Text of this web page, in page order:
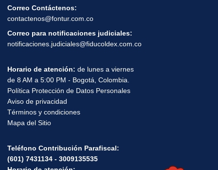
Correo Contáctenos:
contactenos@fontur.com.co
Correo para notificaciones judiciales:
notificaciones.judiciales@fiducoldex.com.co
Horario de atención: de lunes a viernes
de 8 AM a 5:00 PM - Bogotá, Colombia.
Política Protección de Datos Personales
Aviso de privacidad
Términos y condiciones
Mapa del Sitio
Teléfono Contribución Parafiscal:
(601) 7431134 - 3009135535